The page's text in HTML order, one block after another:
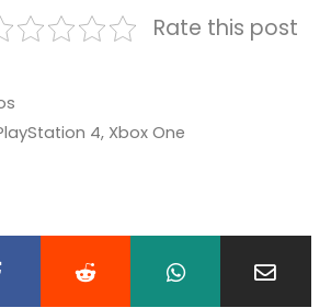
Rate this post
4, Xbox One